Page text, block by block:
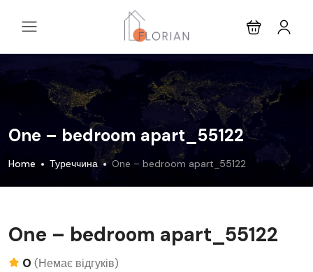
One – bedroom apart_55122
Home Туреччина One – bedroom apart_55122
One – bedroom apart_55122
0 (Немає відгуків)